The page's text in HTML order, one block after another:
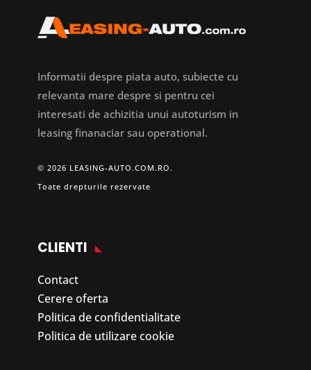
Informatii despre piata auto, subiecte cu
relevanta mare despre si pentru cei
interesati de achizitia unui autoturism in
leasing finanaciar sau operational.
© 2026 LEASING-AUTO.COM.RO.
Toate drepturile rezervate
CLIENTI
Contact
Cerere oferta
Politica de confidentialitate
Politica de utilizare cookie